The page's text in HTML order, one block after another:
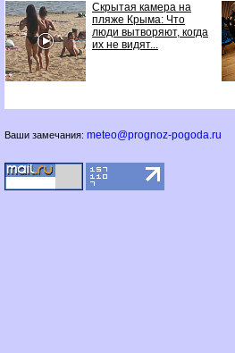
Скрытая камера на
пляже Крыма: Что
люди вытворяют, когда
их не видят...
Ваши замечания: meteo@prognoz-pogoda.ru